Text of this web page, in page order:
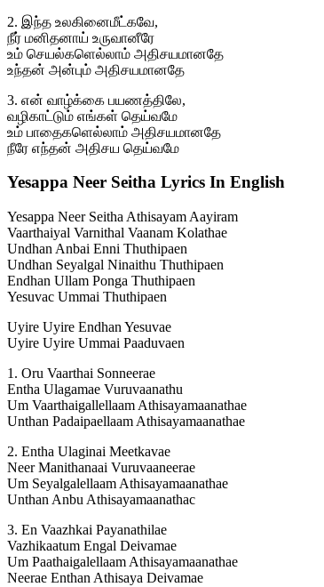
2. இந்த உலகினைமீட்கவே,
நீர் மனிதனாய் உருவானீரே
உம் செயல்களெல்லாம் அதிசயமானதே
உந்தன் அன்பும் அதிசயமானதே
3. என் வாழ்க்கை பயணத்திலே,
வழிகாட்டும் எங்கள் தெய்வமே
உம் பாதைகளெல்லாம் அதிசயமானதே
நீரே எந்தன் அதிசய தெய்வமே
Yesappa Neer Seitha Lyrics In English
Yesappa Neer Seitha Athisayam Aayiram
Vaarthaiyal Varnithal Vaanam Kolathae
Undhan Anbai Enni Thuthipaen
Undhan Seyalgal Ninaithu Thuthipaen
Endhan Ullam Ponga Thuthipaen
Yesuvac Ummai Thuthipaen
Uyire Uyire Endhan Yesuvae
Uyire Uyire Ummai Paaduvaen
1. Oru Vaarthai Sonneerae
Entha Ulagamae Vuruvaanathu
Um Vaarthaigallellaam Athisayamaanathae
Unthan Padaipaellaam Athisayamaanathae
2. Entha Ulaginai Meetkavae
Neer Manithanaai Vuruvaaneerae
Um Seyalgalellaam Athisayamaanathae
Unthan Anbu Athisayamaanathac
3. En Vaazhkai Payanathilae
Vazhikaatum Engal Deivamae
Um Paathaigalellaam Athisayamaanathae
Neerae Enthan Athisaya Deivamae